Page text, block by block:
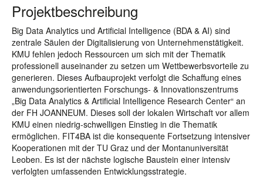
Projektbeschreibung
Big Data Analytics und Artificial Intelligence (BDA & AI) sind
zentrale Säulen der Digitalisierung von Unternehmenstätigkeit.
KMU fehlen jedoch Ressourcen um sich mit der Thematik
professionell auseinander zu setzen um Wettbewerbsvorteile zu
generieren. Dieses Aufbauprojekt verfolgt die Schaffung eines
anwendungsorientierten Forschungs- & Innovationszentrums
„Big Data Analytics & Artificial Intelligence Research Center“ an
der FH JOANNEUM. Dieses soll der lokalen Wirtschaft vor allem
KMU einen niedrig-schwelligen Einstieg in die Thematik
ermöglichen. FIT4BA ist die konsequente Fortsetzung intensiver
Kooperationen mit der TU Graz und der Montanuniversität
Leoben. Es ist der nächste logische Baustein einer intensiv
verfolgten umfassenden Entwicklungsstrategie.